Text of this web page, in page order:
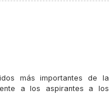
más importantes de la
a los aspirantes a los